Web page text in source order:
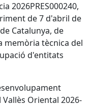
2026PRES000240,
de 7 d'abril de
Catalunya, de
memòria tècnica del
d'entitats
Oriental 2026-